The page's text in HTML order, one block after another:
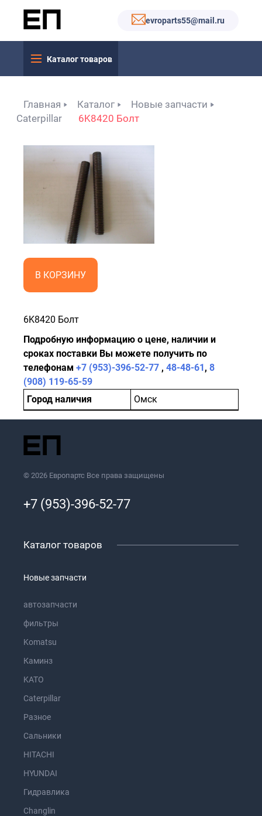
evroparts55@mail.ru
Каталог товаров
Главная Каталог
Новые запчасти
Caterpillar
6K8420 Болт
В КОРЗИНУ
6K8420 Болт
Подробную информацию о цене, наличии и
сроках поставки Вы можете получить по
телефонам +7 (953)-396-52-77 , 48-48-61, 8
(908) 119-65-59
Город наличия
Омск
© 2026 Европартс Все права защищены
+7 (953)-396-52-77
Каталог товаров
Новые запчасти
автозапчасти
фильтры
Komatsu
Каминз
KATO
Caterpillar
Разное
Сальники
HITACHI
HYUNDAI
Гидравлика
Changlin